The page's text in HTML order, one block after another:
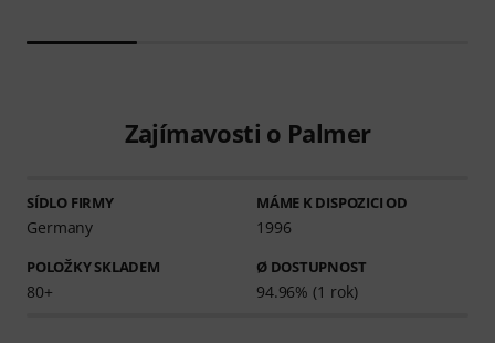
Zajímavosti o Palmer
SÍDLO FIRMY
Germany
MÁME K DISPOZICI OD
1996
POLOŽKY SKLADEM
80+
Ø DOSTUPNOST
94.96% (1 rok)